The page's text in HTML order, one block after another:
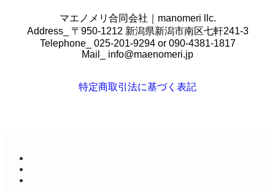
マエノメリ合同会社｜manomeri llc.
Address_ 〒950-1212 新潟県新潟市南区七軒241-3
Telephone_ 025-201-9294 or 090-4381-1817
Mail_ info@maenomeri.jp
特定商取引法に基づく表記